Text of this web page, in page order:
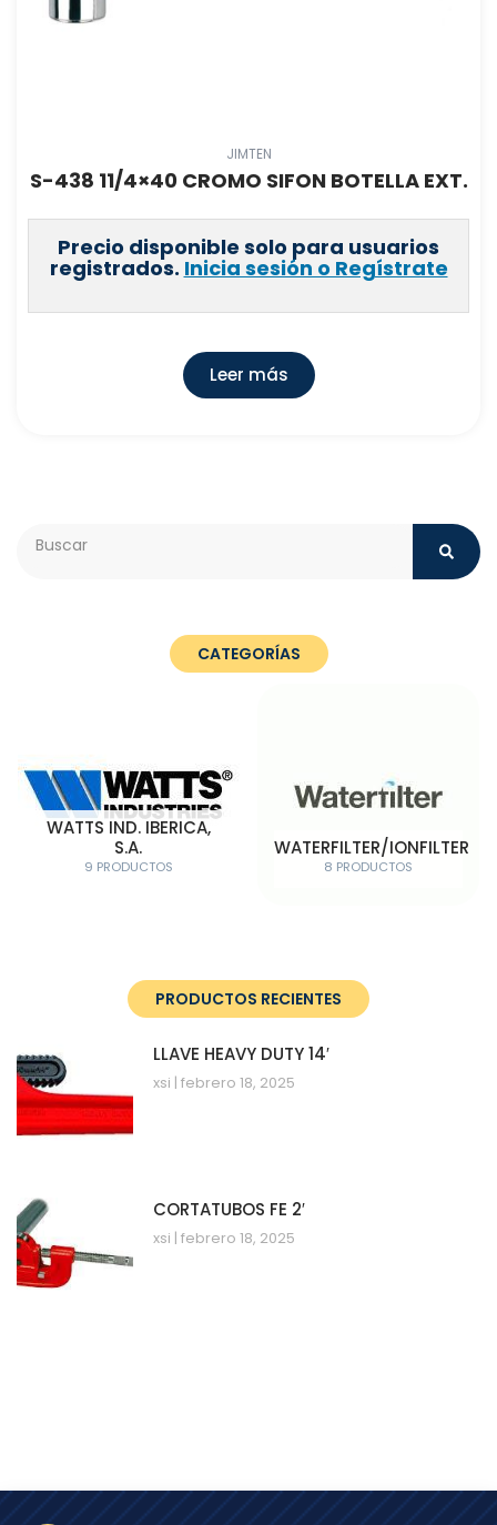
JIMTEN
S-438 11/4×40 CROMO SIFON BOTELLA EXT.
Precio disponible solo para usuarios
registrados. Inicia sesión o Regístrate
Leer más
CATEGORÍAS
WATTS IND. IBERICA,
S.A.
9 PRODUCTOS
WATERFILTER/IONFILTER
8 PRODUCTOS
PRODUCTOS RECIENTES
LLAVE HEAVY DUTY 14′
xsi febrero 18, 2025
CORTATUBOS FE 2′
xsi febrero 18, 2025